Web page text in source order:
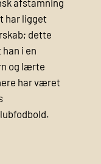
afstamning
har ligget
dette
i en
og lærte
har været